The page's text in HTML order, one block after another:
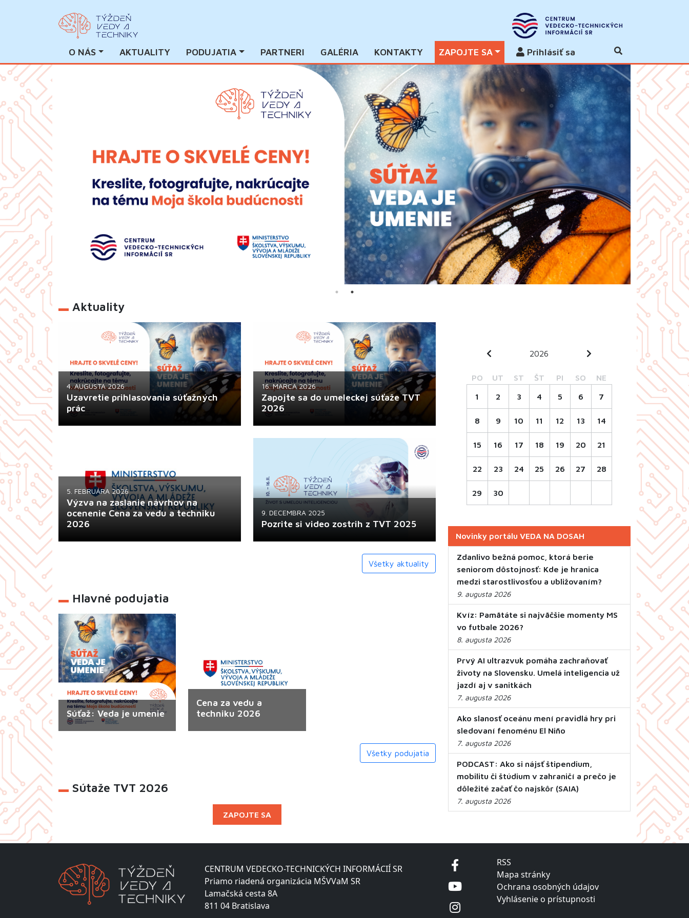
O NÁS AKTUALITY PODUJATIA PARTNERI GALÉRIA KONTAKTY ZAPOJTE SA Prihlásiť sa
Aktuality
4. AUGUSTA 2026
Uzavretie prihlasovania súťažných
prác
Umelecká súťaž Týždňa vedy a techniky s
novým názvom – Veda je umenie bola
spustená...
16. MARCA 2026
Zapojte sa do umeleckej súťaže TVT
2026
Obľúbená umelecká súťaž Týždňa vedy a
techniky prichádza v novej podobe a s
novým názvom –...
5. FEBRUÁRA 2026
Výzva na zaslanie návrhov na
ocenenie Cena za vedu a techniku
2026
Ministerstvo školstva, výskumu, vývoja a
mládeže Slovenskej republiky udelí v roku
2026 Ceny za vedu...
9. DECEMBRA 2025
Pozrite si video zostrih z TVT 2025
Všetky aktuality
Hlavné podujatia
Súťaž: Veda je umenie
Cena za vedu a
techniku 2026
Všetky podujatia
Sútaže TVT 2026
ZAPOJTE SA
2026
PO UT ST ŠT PI SO NE
1 2 3 4 5 6 7
8 9 10 11 12 13 14
15 16 17 18 19 20 21
22 23 24 25 26 27 28
29 30
Novinky portálu VEDA NA DOSAH
Zdanlivo bežná pomoc, ktorá berie
seniorom dôstojnosť: Kde je hranica
medzi starostlivosťou a ubližovaním?
9. augusta 2026
Kvíz: Pamätáte si najväčšie momenty MS
vo futbale 2026?
8. augusta 2026
Prvý AI ultrazvuk pomáha zachraňovať
životy na Slovensku. Umelá inteligencia už
jazdí aj v sanitkách
7. augusta 2026
Ako slanosť oceánu mení pravidlá hry pri
sledovaní fenoménu El Niño
7. augusta 2026
PODCAST: Ako si nájsť štipendium,
mobilitu či štúdium v zahraničí a prečo je
dôležité začať čo najskôr (SAIA)
7. augusta 2026
CENTRUM VEDECKO-TECHNICKÝCH INFORMÁCIÍ SR
Priamo riadená organizácia MŠVVaM SR
Lamačská cesta 8A
811 04 Bratislava
RSS
Mapa stránky
Ochrana osobných údajov
Vyhlásenie o prístupnosti